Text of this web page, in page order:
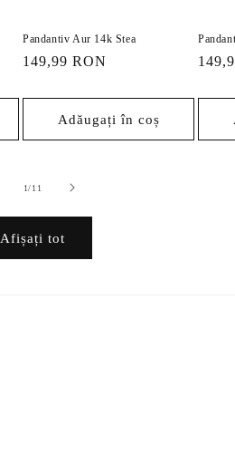
Pandantiv Aur 14k Stea
Preț
149,99 RON
Adăugați în coș
Preț
1/din
11
Afișați tot